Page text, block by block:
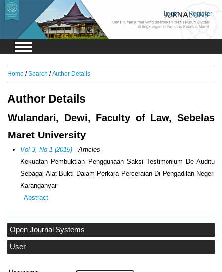
Login Register
Open Journal Systems
User
Home /Search /Author Details
Author Details
Wulandari, Dewi, Faculty of Law, Sebelas
Maret University
Vol 3, No 1 (2015) - Articles
Kekuatan Pembuktian Penggunaan Saksi Testimonium De Auditu
Sebagai Alat Bukti Dalam Perkara Perceraian Di Pengadilan Negeri
Karanganyar
Abstract